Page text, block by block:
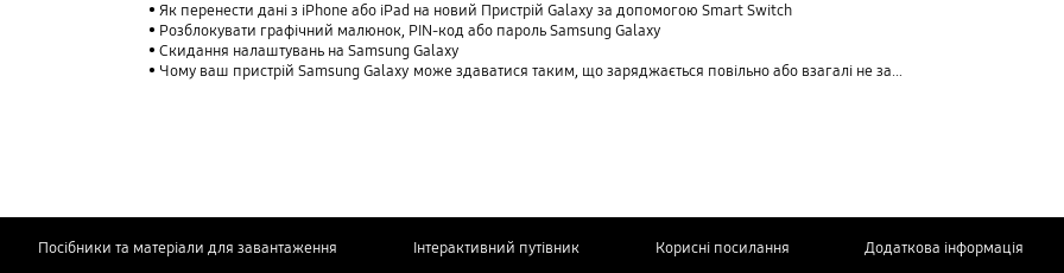
Як перенести дані з iPhone або iPad на новий Пристрій Galaxy за допомогою Smart Switch
Розблокувати графічний малюнок, PIN-код або пароль Samsung Galaxy
Cкидання налаштувань на Samsung Galaxy
Чому ваш пристрій Samsung Galaxy може здаватися таким, що заряджається повільно або взагалі не заряджається
Посібники та матеріали для завантаження Інтерактивний путівник Корисні посилання Додаткова інформація